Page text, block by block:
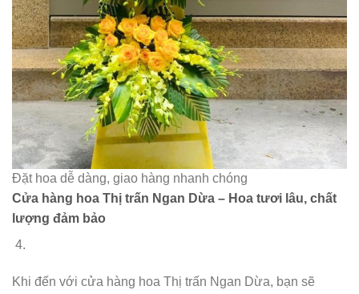
Đặt hoa dễ dàng, giao hàng nhanh chóng
Cửa hàng hoa Thị trấn Ngan Dừa – Hoa tươi lâu, chất
lượng đảm bảo
Khi đến với cửa hàng hoa Thị trấn Ngan Dừa, bạn sẽ